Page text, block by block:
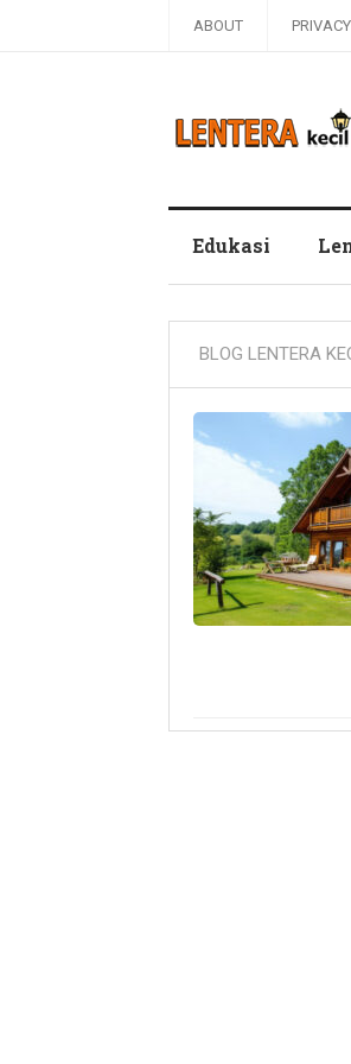
ABOUT PRIVACY
Edukasi
BLOG LENTERA